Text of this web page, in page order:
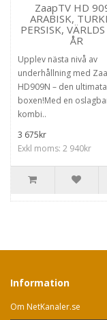
ZaapTV HD
ARABISK,
PERSISK,
ÅR
Upplev nästa nivå av
underhållning med
HD909N – den ultimata
boxen!Med en
kombi..
3 675kr
Exkl moms: 2 940kr
Information
Om NetKanaler.se